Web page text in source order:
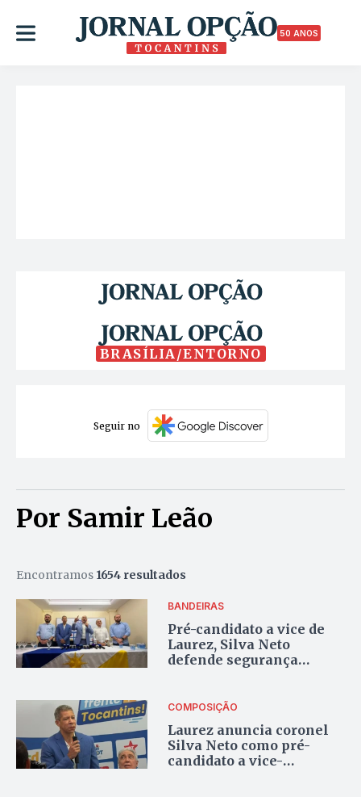
50 ANOS
BRASÍLIA/ENTORNO
Seguir no
Por Samir Leão
Encontramos 1654 resultados
BANDEIRAS
Pré-candidato a vice de
Laurez, Silva Neto
defende segurança
do funcionalismo
COMPOSIÇÃO
Laurez anuncia coronel
Silva Neto como pré-
candidato a vice-